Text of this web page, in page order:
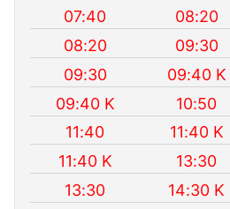
07:40
08:20
08:20
09:30
09:30
09:40 K
09:40 K
10:50
11:40
11:40 K
11:40 K
13:30
13:30
14:30 K